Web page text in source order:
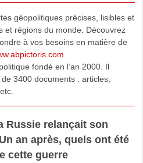
géopolitiques précises, lisibles et
et régions du monde. Découvrez
à vos besoins en matière de
fondé en l’an 2000. Il
3400 documents : articles,
Russie relançait son
an après, quels ont été
cette guerre